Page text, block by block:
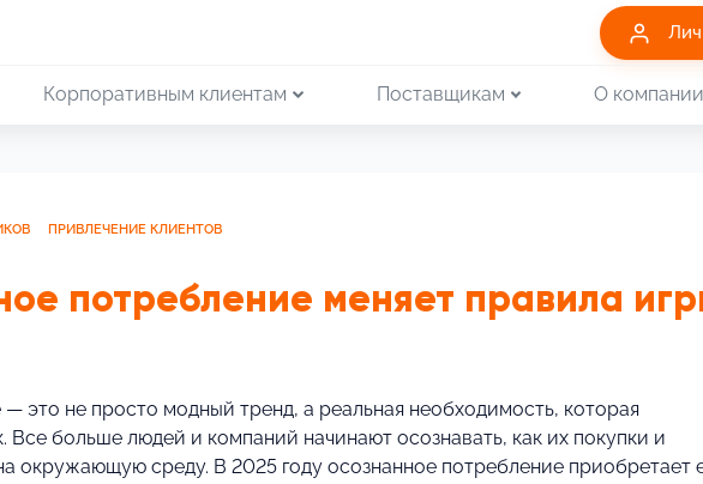
Корпоративным клиентам Поставщикам О
ПРИВЛЕЧЕНИЕ КЛИЕНТОВ
потребление меняет правила
это не просто модный тренд, а реальная необходимость, которая
Все больше людей и компаний начинают осознавать, как их покупки и
окружающую среду. В 2025 году осознанное потребление приобретает